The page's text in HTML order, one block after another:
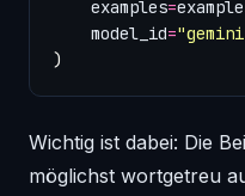
examples=
model_id=
)
Wichtig ist dabei: Die
möglichst wortgetreu